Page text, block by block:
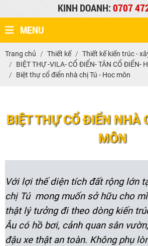
KINH DOANH:0707
MENU
Trang chủ Thiết kế
Thiết kế kiến trúc -
BIỆT THỰ -VILA- CỔ ĐIỂN- TÂN CỔ ĐIỂN-
Biệt thự cổ điển nhà chị Tú - Hoc môn
BIỆT THỰ CỔ ĐIỂN NHÀ
MÔN
Với lợi thế diện tích đất rộng lớn
chị Tú mong muốn sở hữu cho
thật lý tưởng đi theo dòng kiến
Âu có hồ bơi, cảnh quan sân
đậu xe thật an toàn. Không phụ